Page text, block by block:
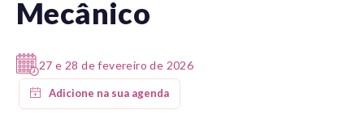
Mecânico
27 e 28 de fevereiro de 2026